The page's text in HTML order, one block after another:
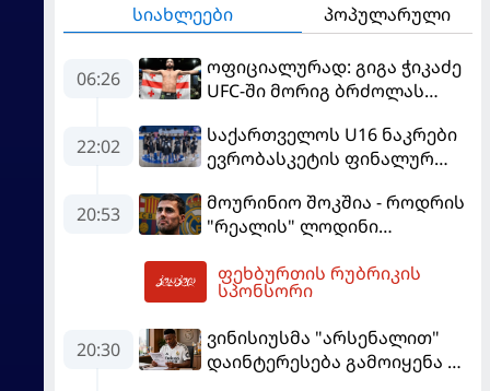
სიახლეები პოპულარული
06:26
ოფიციალურად: გიგა ჭიკაძე
UFC-ში მორიგ ბრძოლას
22:02
საქართველოს U16 ნაკრები
ევრობასკეტის ფინალურ
ასპარეზობას იწყებს
20:53
მოურინიო შოკშია - როდრის
"რეალის" ლოდინი
"ბარსელონაში" გადადის
ფეხბურთის რუბრიკის
სპონსორი
20:30
ვინისიუსმა "არსენალით"
დაინტერესება გამოიყენა და